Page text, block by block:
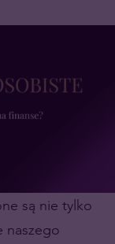
są nie tylko
naszego